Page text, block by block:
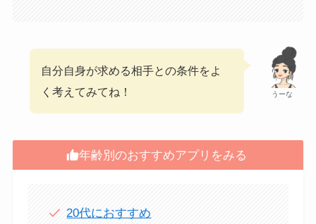
うーな
自分自身が求める相手との条件をよ
く考えてみてね！
年齢別のおすすめアプリをみる
20代におすすめ